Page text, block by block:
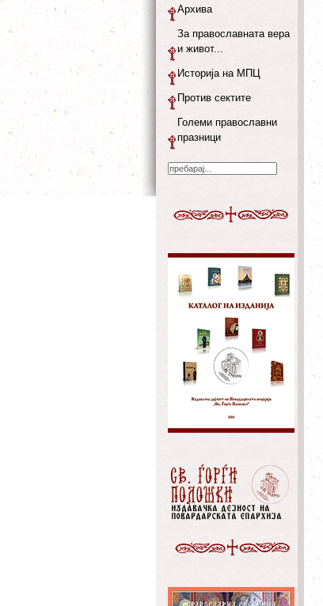
Архива
За православната вера
и живот...
Историја на МПЦ
Против сектите
Големи православни
празници